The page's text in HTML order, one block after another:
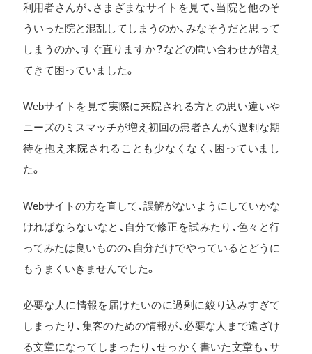
利用者さんが、さまざまなサイトを見て、当院と他のそ
ういった院と混乱してしまうのか、みなそうだと思って
しまうのか、すぐ直りますか？などの問い合わせが増え
てきて困っていました。
Webサイトを見て実際に来院される方との思い違いや
ニーズのミスマッチが増え初回の患者さんが、過剰な期
待を抱え来院されることも少なくなく、困っていまし
た。
Webサイトの方を直して、誤解がないようにしていかな
ければならないなと、自分で修正を試みたり、色々と行
ってみたは良いものの、自分だけでやっているとどうに
もうまくいきませんでした。
必要な人に情報を届けたいのに過剰に絞り込みすぎて
しまったり、集客のための情報が、必要な人まで遠ざけ
る文章になってしまったり、せっかく書いた文章も、サ